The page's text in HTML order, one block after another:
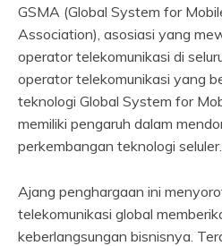
GSMA (Global System for
Association), asosiasi yang
operator telekomunikasi di
operator telekomunikasi yang
teknologi Global System for
memiliki pengaruh dalam
perkembangan teknologi seluler.
Ajang penghargaan ini
telekomunikasi global
keberlangsungan bisnisnya.